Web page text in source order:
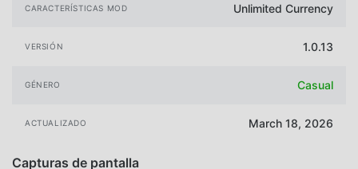
CARACTERÍSTICAS MOD Unlimited Currency
VERSIÓN 1.0.13
GÉNERO Casual
ACTUALIZADO March 18, 2026
Capturas de pantalla